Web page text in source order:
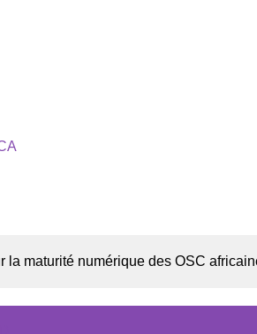
numérique des OSC africaines